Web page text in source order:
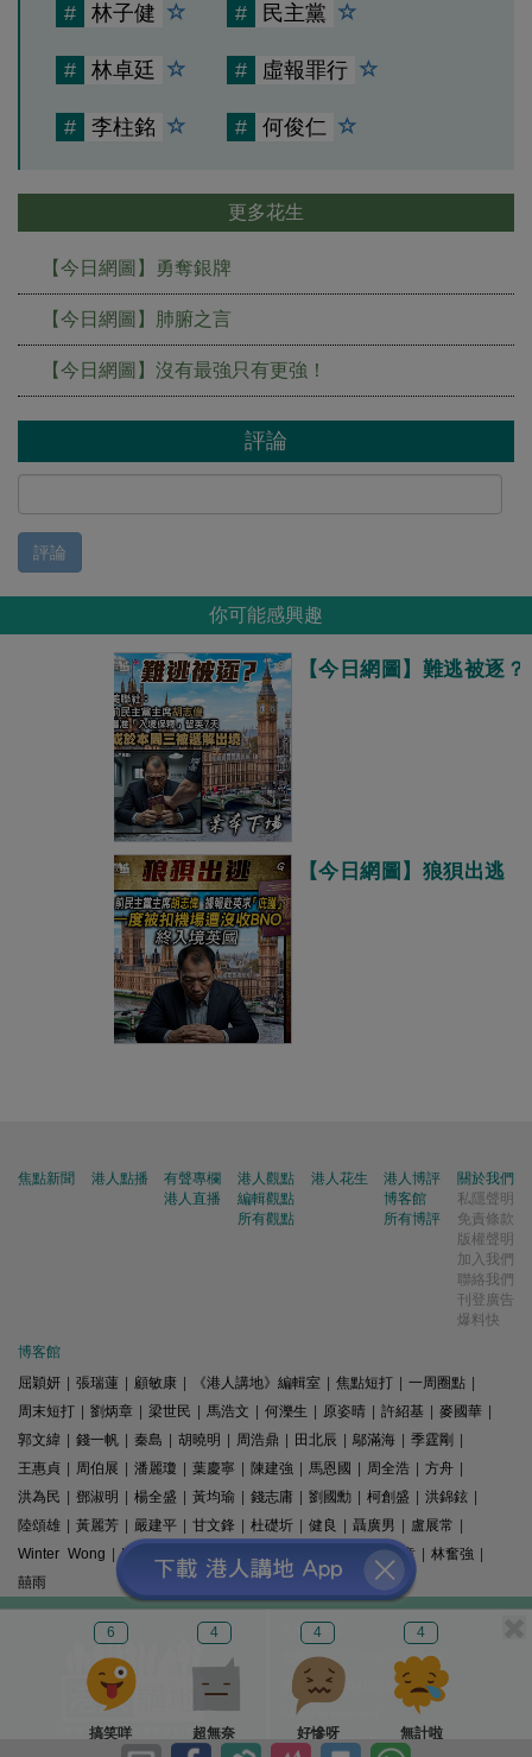
# 林子健 # 民主黨
# 林卓廷 # 虛報罪行
# 李柱銘 # 何俊仁
6
搞笑咩
4
超無奈
4
好慘呀
4
無計啦
更多花生
【今日網圖】勇奪銀牌
【今日網圖】肺腑之言
【今日網圖】沒有最強只有更強！
評論
評論
你可能感興趣
【今日網圖】難逃被逐？
【今日網圖】狼狽出逃
焦點新聞 港人點播
有聲專欄
港人直播
港人觀點
編輯觀點
所有觀點
港人花生
港人博評
博客館
所有博評
關於我們
私隱聲明
免責條款
版權聲明
加入我們
聯絡我們
刊登廣告
爆料快
博客館
屈穎妍
張瑞蓮 顧敏康 《港人講地》編輯室 焦點短打 一周圈點
周末短打
劉炳章 梁世民 馬浩文 何濼生 原姿晴 許紹基 麥國華
郭文緯
錢一帆 秦島 胡曉明 周浩鼎 田北辰 鄔滿海 季霆剛
王惠貞
周伯展 潘麗瓊 葉慶寧 陳建強 馬恩國 周全浩 方舟
洪為民
鄧淑明 楊全盛 黃均瑜 錢志庸 劉國勳 柯創盛 洪錦鉉
陸頌雄
黃麗芳 嚴建平 甘文鋒 杜礎圻 健良 聶廣男 盧展常
Winter Wong
K2 梁文新 羅崑 姚銘 精選文章 林奮強
囍雨
© 港人講地
電郵: speakout@speakout.hk
傳真: 85228041301
All rights reserved.
版權所有 不得轉載